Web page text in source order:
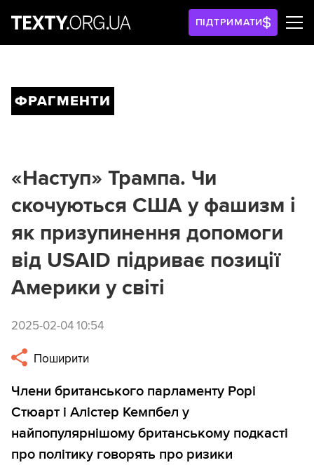
ПІДТРИМАТИ
ФРАГМЕНТИ
«Наступ» Трампа. Чи
скочуються США у фашизм і
як призупинення допомоги
від USAID підриває позиції
Америки у світі
2025-02-04 10:54
Поширити
Члени британського парламенту Рорі
Стюарт і Алістер Кемпбел у
найпопулярнішому британському подкасті
про політику говорять про ризики